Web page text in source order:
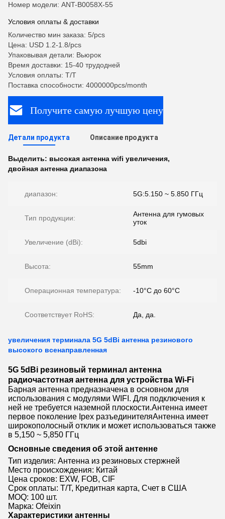
Номер модели: ANT-B0058X-55
Условия оплаты & доставки
Количество мин заказа: 5/pcs
Цена: USD 1.2-1.8/pcs
Упаковывая детали: Вьюрок
Время доставки: 15-40 трудодней
Условия оплаты: T/T
Поставка способности: 4000000pcs/month
Получите самую лучшую цену
Детали продукта Описание продукта
Выделить: высокая антенна wifi увеличения,
двойная антенна диапазона
диапазон: 5G:5.150 ~ 5.850 ГГц
Тип продукции:
Антенна для гумовых
уток
Увеличение (dBi): 5dbi
Высота: 55mm
Операционная температура: -10°C до 60°C
Соответствует RoHS: Да, да.
увеличения терминала 5G 5dBi антенна резинового
высокого всенаправленная
5G 5dBi резиновый терминал антенна
радиочастотная антенна для устройства Wi-Fi
Барная антенна предназначена в основном для
использования с модулями WIFI. Для подключения к
ней не требуется наземной плоскости.Антенна имеет
первое поколение Ipex разъединителяАнтенна имеет
широкополосный отклик и может использоваться также
в 5,150 ~ 5,850 ГГц
Основные сведения об этой антенне
Тип изделия: Антенна из резиновых стержней
Место происхождения: Китай
Цена сроков: EXW, FOB, CIF
Срок оплаты: T/T, Кредитная карта, Счет в США
MOQ: 100 шт.
Марка: Ofeixin
Характеристики антенны